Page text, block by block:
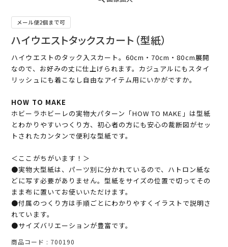
メール便2個まで可
ハイウエストタックスカート（型紙）
ハイウエストのタック入スカート。60cm・70cm・80cm展開
なので、お好みの丈に仕上げられます。カジュアルにもスタイ
リッシュにも着こなし自由なアイテム用にいかがですか。
HOW TO MAKE
ホビーラホビーレの実物大パターン「HOW TO MAKE」は型紙
とわかりやすいつくり方、初心者の方にも安心の裁断図がセッ
トされたカンタンで便利な型紙です。
＜ここがちがいます！＞
●実物大型紙は、パーツ別に分かれているので、ハトロン紙な
どに写す必要がありません。型紙をサイズの位置で切ってその
まま布に置いてお使いいただけます。
●付属のつくり方は手順ごとにわかりやすくイラストで説明さ
れています。
●サイズバリエーションが豊富です。
商品コード 700190